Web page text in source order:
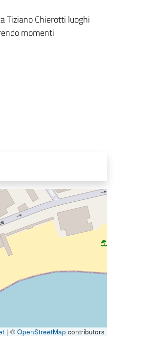
Tiziano Chierotti luoghi
momenti
| © OpenStreetMap contributors